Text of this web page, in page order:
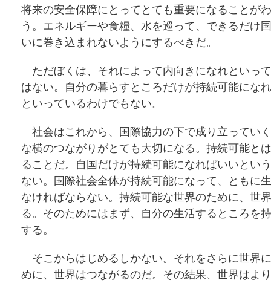
将来の安全保障にとってとても重要になることが
う。エネルギーや食糧、水を巡って、できるだけ
いに巻き込まれないようにするべきだ。
ただぼくは、それによって内向きになれといっ
はない。自分の暮らすところだけが持続可能にな
といっているわけでもない。
社会はこれから、国際協力の下で成り立ってい
な横のつながりがとても大切になる。持続可能と
ることだ。自国だけが持続可能になればいいとい
ない。国際社会全体が持続可能になって、ともに
なければならない。持続可能な世界のために、世
る。そのためにはまず、自分の生活するところを
する。
そこからはじめるしかない。それをさらに世界
めに、世界はつながるのだ。その結果、世界はよ